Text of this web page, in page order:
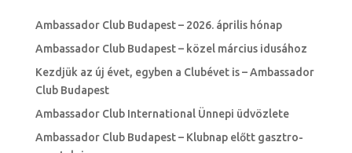
Ambassador Club Budapest – 2026. április hónap
Ambassador Club Budapest – közel március idusához
Kezdjük az új évet, egyben a Clubévet is – Ambassador
Club Budapest
Ambassador Club International Ünnepi üdvözlete
Ambassador Club Budapest – Klubnap előtt gasztro-